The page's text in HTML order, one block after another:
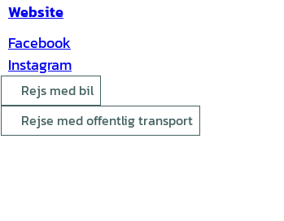
Website
Facebook
Instagram
Rejs med bil
Rejse med offentlig transport